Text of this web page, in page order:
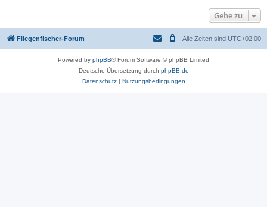
Gehe zu
Fliegenfischer-Forum Alle Zeiten sind UTC+02:00
Powered by phpBB® Forum Software © phpBB Limited
Deutsche Übersetzung durch phpBB.de
Datenschutz| Nutzungsbedingungen